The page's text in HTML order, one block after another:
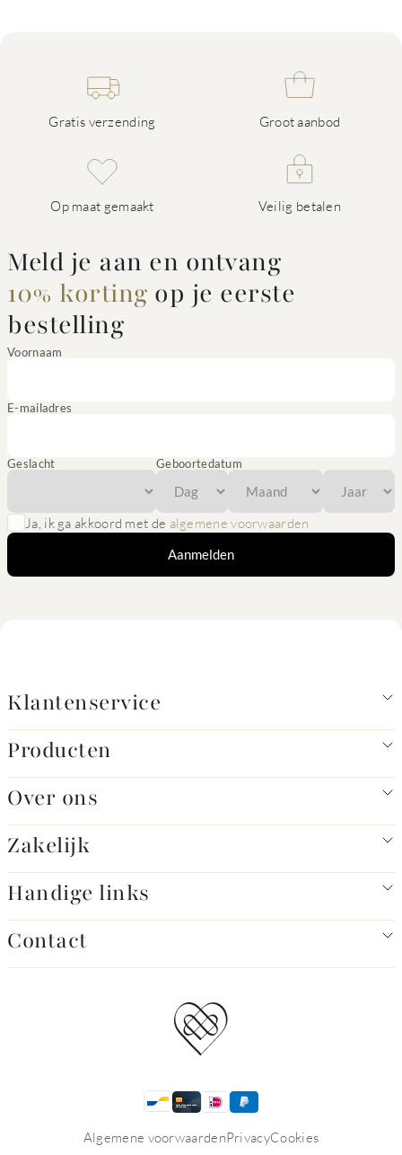
Gratis verzending Groot aanbod
Op maat gemaakt Veilig betalen
Meld je aan en ontvang
10% korting op je eerste
bestelling
Voornaam
E-mailadres
Geslacht Geboortedatum
Ja, ik ga akkoord met de algemene voorwaarden
Aanmelden
Klantenservice
Producten
Over ons
Zakelijk
Handige links
Contact
Algemene voorwaardenPrivacyCookies